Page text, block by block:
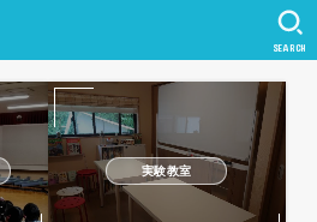
SEARCH
実験教室